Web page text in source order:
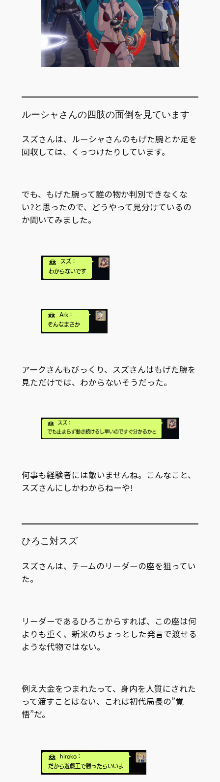
ルーシャさんの四肢の面倒を見ています
スズさんは、ルーシャさんのもげた腕とか足を
回収しては、くっつけたりしています。
でも、もげた腕って誰の物か判別できなくな
い?と思ったので、どうやって見分けているの
か聞いてみました。
アークさんもびっくり、スズさんはもげた腕を
見ただけでは、わからないそうだった。
何事も経験者には敵いませんね。こんなこと、
スズさんにしかわからねーや!
ひろこ対スズ
スズさんは、チームのリーダーの座を狙ってい
た。
リーダーであるひろこからすれば、この座は何
よりも重く、新米のちょっとした発言で渡せる
ような代物ではない。
例え大金をつまれたって、身内を人質にされた
って渡すことはない、これは初代局長の”覚
悟”だ。